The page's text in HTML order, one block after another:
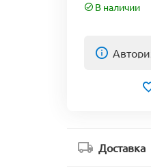
В наличии
Доставка